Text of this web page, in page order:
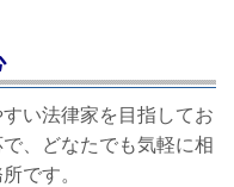
い法律家を目指してお
、どなたでも気軽に相
です。